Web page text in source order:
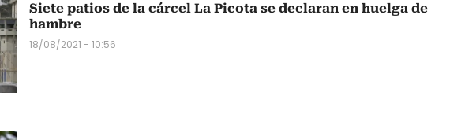
Siete patios de la cárcel La Picota se declaran en huelga de
hambre
18/08/2021 - 10:56